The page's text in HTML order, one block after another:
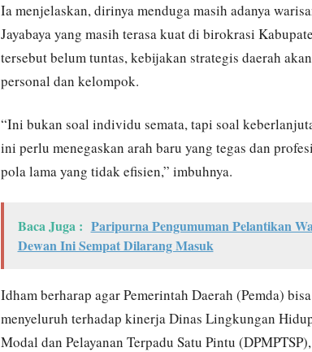
Ia menjelaskan, dirinya menduga masih adanya
Jayabaya yang masih terasa kuat di birokrasi
tersebut belum tuntas, kebijakan strategis daerah
personal dan kelompok.
“Ini bukan soal individu semata, tapi soal
ini perlu menegaskan arah baru yang tegas dan
pola lama yang tidak efisien,” imbuhnya.
Baca Juga : Paripurna Pengumuman Pelantikan
Dewan Ini Sempat Dilarang Masuk
Idham berharap agar Pemerintah Daerah (Pemda)
menyeluruh terhadap kinerja Dinas Lingkungan
Modal dan Pelayanan Terpadu Satu Pintu